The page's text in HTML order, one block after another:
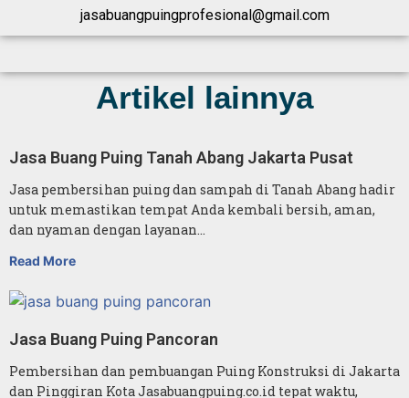
jasabuangpuingprofesional@gmail.com
Artikel lainnya
Jasa Buang Puing Tanah Abang Jakarta Pusat
Jasa pembersihan puing dan sampah di Tanah Abang hadir
untuk memastikan tempat Anda kembali bersih, aman,
dan nyaman dengan layanan…
Read More
Jasa Buang Puing Pancoran
Pembersihan dan pembuangan Puing Konstruksi di Jakarta
dan Pinggiran Kota Jasabuangpuing.co.id tepat waktu,